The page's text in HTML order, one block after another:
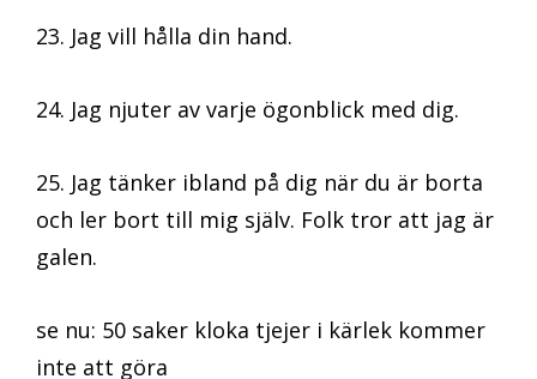
23. Jag vill hålla din hand.
24. Jag njuter av varje ögonblick med dig.
25. Jag tänker ibland på dig när du är borta
och ler bort till mig själv. Folk tror att jag är
galen.
se nu: 50 saker kloka tjejer i kärlek kommer
inte att göra